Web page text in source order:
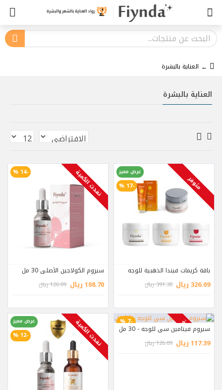
العناية بالبشرة
العناية بالبشرة
عرض مميز
-17 % متوفر
باقة كريمات فيندا الذهبية للوجه
326.09 ريال 391.30 ريال
-14 % نفدت الكمية
سيروم الكولاجين الأصلي 30 مل
108.70 ريال 126.09 ريال
-7 % نفدت الكمية
سيروم فيتامين سي للوجه - 30 مل
117.39 ريال 126.09 ريال
عرض مميز
-12 % نفدت الكمية